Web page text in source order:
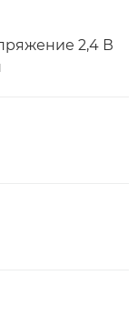
2,4 В